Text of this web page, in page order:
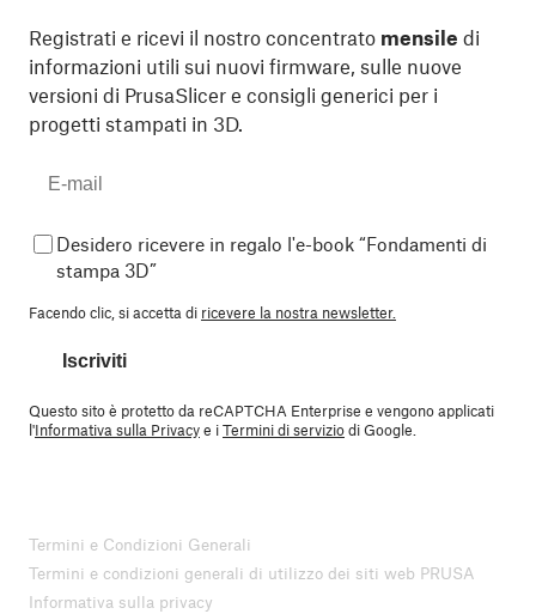
Registrati e ricevi il nostro concentrato mensile di
informazioni utili sui nuovi firmware, sulle nuove
versioni di PrusaSlicer e consigli generici per i
progetti stampati in 3D.
Desidero ricevere in regalo l'e-book “Fondamenti di
stampa 3D”
Facendo clic, si accetta di ricevere la nostra newsletter.
Iscriviti
Questo sito è protetto da reCAPTCHA Enterprise e vengono applicati
l'Informativa sulla Privacye iTermini di serviziodi Google.
Termini e Condizioni Generali
Termini e condizioni generali di utilizzo dei siti web PRUSA
Informativa sulla privacy